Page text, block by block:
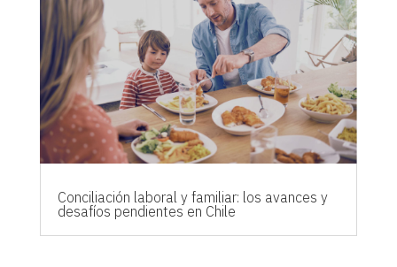
Conciliación laboral y familiar: los avances y
desafíos pendientes en Chile